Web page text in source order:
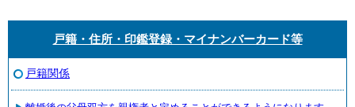
戸籍・住所・印鑑登録・マイナンバーカード等
戸籍関係